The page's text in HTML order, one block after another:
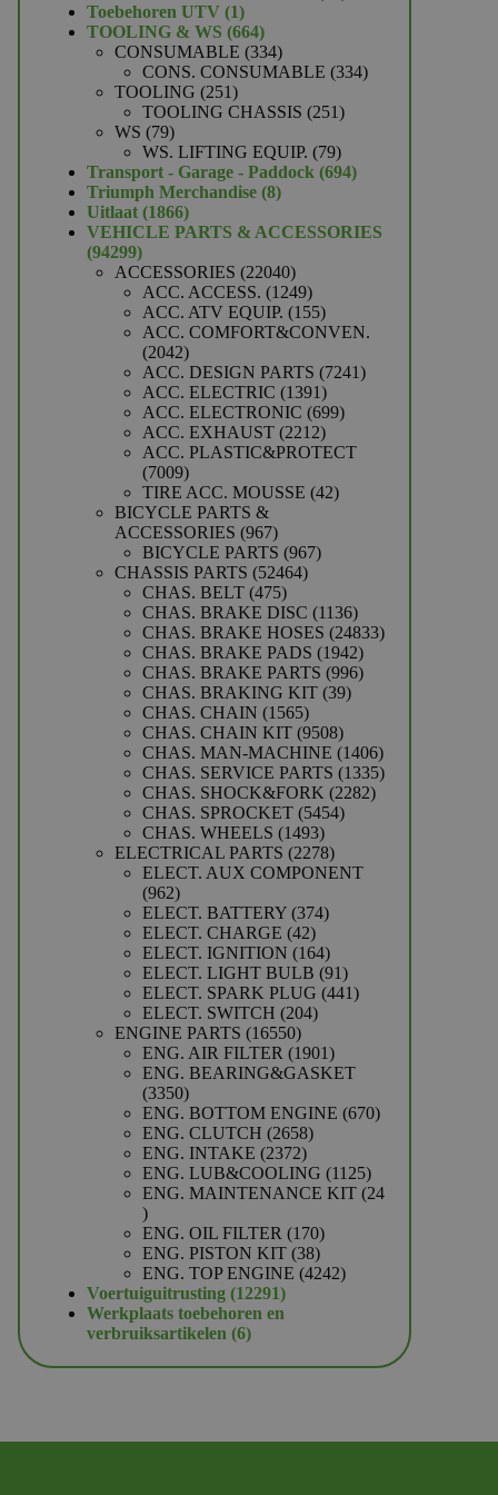
Toebehoren UTV 11
product
TOOLING & WS 664664
producten
CONSUMABLE 334334
producten
CONS. CONSUMABLE 334334
TOOLING 251251
producten
TOOLING CHASSIS 251251
WS 7979
producten
WS. LIFTING EQUIP. 7979
producten
Transport - Garage - Paddock 694694
Triumph Merchandise 88
Uitlaat 18661866
producten
VEHICLE PARTS & ACCESSORIES
9429994299
producten
ACCESSORIES 2204022040
producten
ACC. ACCESS. 12491249
producten
ACC. ATV EQUIP. 155155
producten
ACC. COMFORT&CONVEN.
20422042
producten
ACC. DESIGN PARTS 72417241
ACC. ELECTRIC 13911391
producten
ACC. ELECTRONIC 699699
ACC. EXHAUST 22122212
producten
ACC. PLASTIC&PROTECT
70097009
producten
TIRE ACC. MOUSSE 4242
BICYCLE PARTS &
ACCESSORIES 967967
producten
BICYCLE PARTS 967967
CHASSIS PARTS 5246452464
CHAS. BELT 475475
producten
CHAS. BRAKE DISC 11361136
producten
CHAS. BRAKE HOSES 2483324833
CHAS. BRAKE PADS 19421942
producten
CHAS. BRAKE PARTS 996996
CHAS. BRAKING KIT 3939
CHAS. CHAIN 15651565
producten
CHAS. CHAIN KIT 95089508
producten
CHAS. MAN-MACHINE 14061406
producten
CHAS. SERVICE PARTS 13351335
CHAS. SHOCK&FORK 22822282
CHAS. SPROCKET 54545454
CHAS. WHEELS 14931493
producten
ELECTRICAL PARTS 22782278
producten
ELECT. AUX COMPONENT
962962
producten
ELECT. BATTERY 374374
ELECT. CHARGE 4242
producten
ELECT. IGNITION 164164
producten
ELECT. LIGHT BULB 9191
producten
ELECT. SPARK PLUG 441441
ELECT. SWITCH 204204
ENGINE PARTS 1655016550
producten
ENG. AIR FILTER 19011901
producten
ENG. BEARING&GASKET
33503350
producten
ENG. BOTTOM ENGINE 670670
ENG. CLUTCH 26582658
ENG. INTAKE 23722372
producten
ENG. LUB&COOLING 11251125
producten
ENG. MAINTENANCE KIT 24
24
producten
ENG. OIL FILTER 170170
producten
ENG. PISTON KIT 3838
producten
ENG. TOP ENGINE 42424242
Voertuiguitrusting 1229112291
producten
Werkplaats toebehoren en
verbruiksartikelen 66